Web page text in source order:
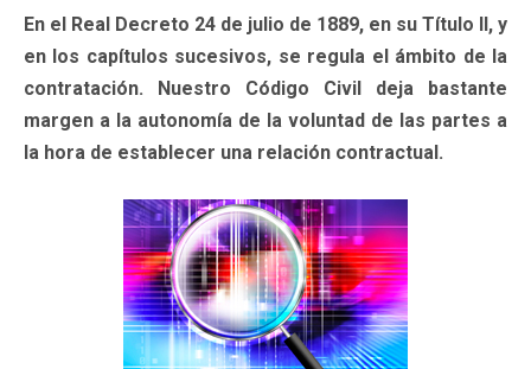
En el Real Decreto 24 de julio de 1889, en su Título II, y
en los capítulos sucesivos, se regula el ámbito de la
contratación. Nuestro Código Civil deja bastante
margen a la autonomía de la voluntad de las partes a
la hora de establecer una relación contractual.